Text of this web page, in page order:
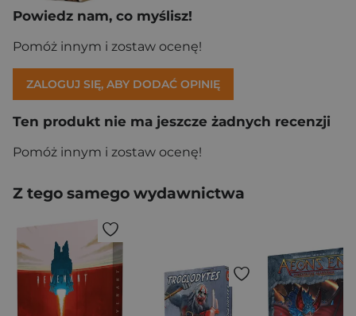
Powiedz nam, co myślisz!
Pomóż innym i zostaw ocenę!
ZALOGUJ SIĘ, ABY DODAĆ OPINIĘ
Ten produkt nie ma jeszcze żadnych recenzji
Pomóż innym i zostaw ocenę!
Z tego samego wydawnictwa